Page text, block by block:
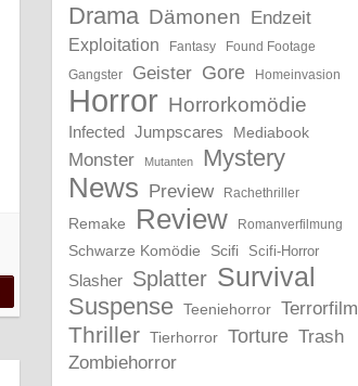
Drama Dämonen Endzeit
Exploitation Fantasy Found Footage
Gangster Geister Gore Homeinvasion
Horror Horrorkomödie
Infected Jumpscares Mediabook
Monster Mutanten Mystery
News Preview Rachethriller
Remake Review Romanverfilmung
Schwarze Komödie Scifi Scifi-Horror
Slasher Splatter Survival
Suspense Teeniehorror Terrorfilm
Thriller Tierhorror Torture Trash
Zombiehorror